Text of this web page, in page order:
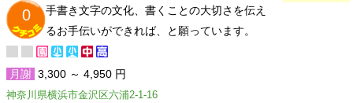
0
手書き文字の文化、書くことの大切さを伝え
るお手伝いができれば、と願っています。
月謝 3,300 ～ 4,950 円
神奈川県横浜市金沢区六浦2-1-16